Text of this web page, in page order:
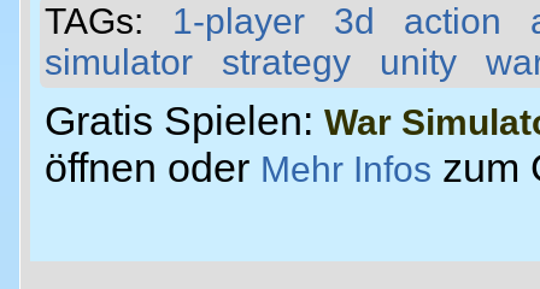
TAGs: 1-player 3d action
simulator
strategy unity
Gratis Spielen: War
öffnen oder Mehr Infos zum